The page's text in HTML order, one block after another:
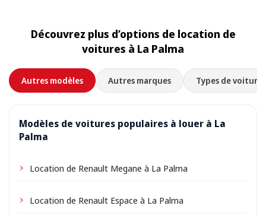
Découvrez plus d’options de location de
voitures à La Palma
Autres modèles Autres marques Types de voitures
Modèles de voitures populaires à louer à La
Palma
Location de Renault Megane à La Palma
Location de Renault Espace à La Palma